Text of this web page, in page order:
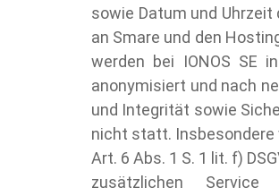
sowie Datum und Uhrzeit
an Smare und den
werden bei IONOS SE
anonymisiert und nach
und Integrität sowie
nicht statt. Insbesondere
Art. 6 Abs. 1 S. 1 lit. f)
zusätzlichen